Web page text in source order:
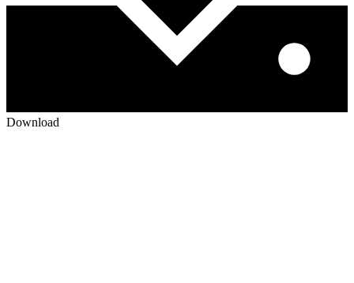
Download